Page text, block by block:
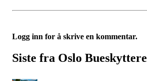
Logg inn for å skrive en kommentar.
Siste fra Oslo Bueskyttere